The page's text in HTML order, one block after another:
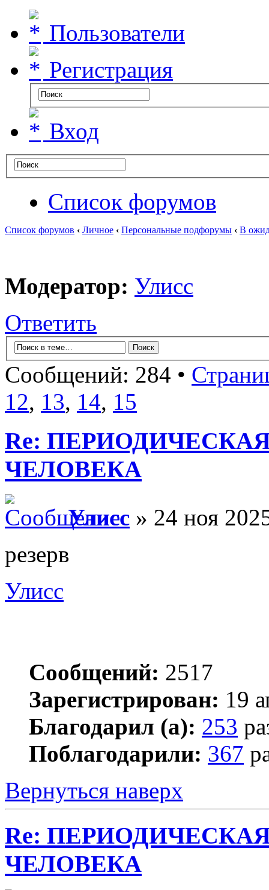
Пользователи
Регистрация
Вход
Список форумов
Список форумов ‹ Личное ‹ Персональные подфорумы ‹ В
Модератор: Улисс
Ответить
Сообщений: 284 •
12, 13, 14, 15
Re:
ЧЕЛОВЕКА
Улисс » 24 ноя
резерв
Улисс
Сообщений: 2517
Зарегистрирован: 19
Благодарил (а): 253
Поблагодарили: 367
Вернуться наверх
Re:
ЧЕЛОВЕКА